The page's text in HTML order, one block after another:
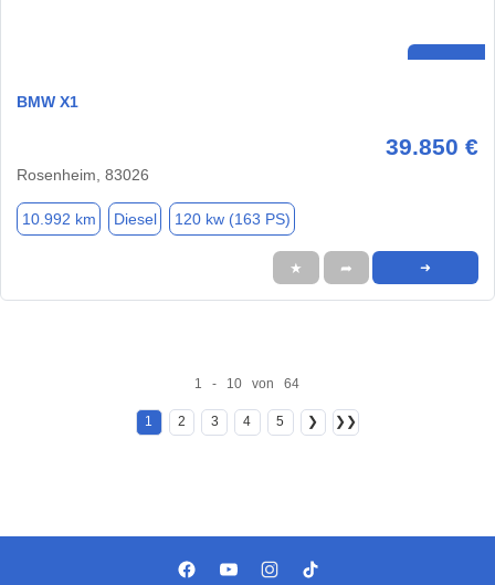
BMW X1
39.850 €
Rosenheim, 83026
10.992 km Diesel 120 kw (163 PS)
★ ➦ ➜
1 - 10 von 64
1 2 3 4 5 ❯ ❯❯